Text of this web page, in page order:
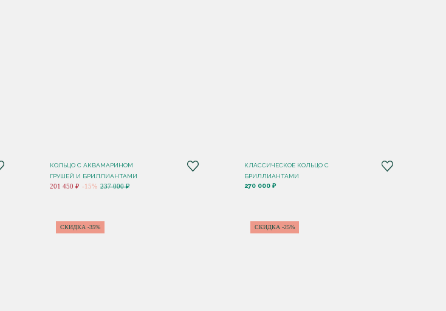
КОЛЬЦО С АКВАМАРИНОМ
ГРУШЕЙ И БРИЛЛИАНТАМИ
201 450 ₽ -15% 237 000 ₽
КЛАССИЧЕСКОЕ КОЛЬЦО С
БРИЛЛИАНТАМИ
270 000 ₽
СКИДКА -35% СКИДКА -25%